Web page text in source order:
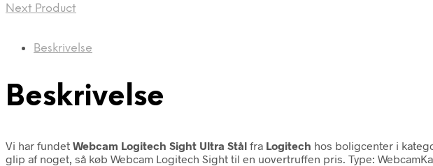
Next Product
Beskrivelse
Beskrivelse
Vi har fundet Webcam Logitech Sight Ultra Stål fra Logitech hos boligcenter i
glip af noget, så køb Webcam Logitech Sight til en uovertruffen pris. Type: